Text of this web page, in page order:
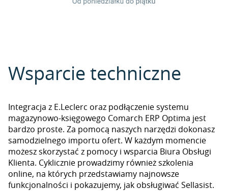
Wsparcie techniczne
Integracja z E.Leclerc oraz podłączenie systemu
magazynowo-księgowego Comarch ERP Optima jest
bardzo proste. Za pomocą naszych narzędzi dokonasz
samodzielnego importu ofert. W każdym momencie
możesz skorzystać z pomocy i wsparcia Biura Obsługi
Klienta. Cyklicznie prowadzimy również szkolenia
online, na których przedstawiamy najnowsze
funkcjonalności i pokazujemy, jak obsługiwać Sellasist.